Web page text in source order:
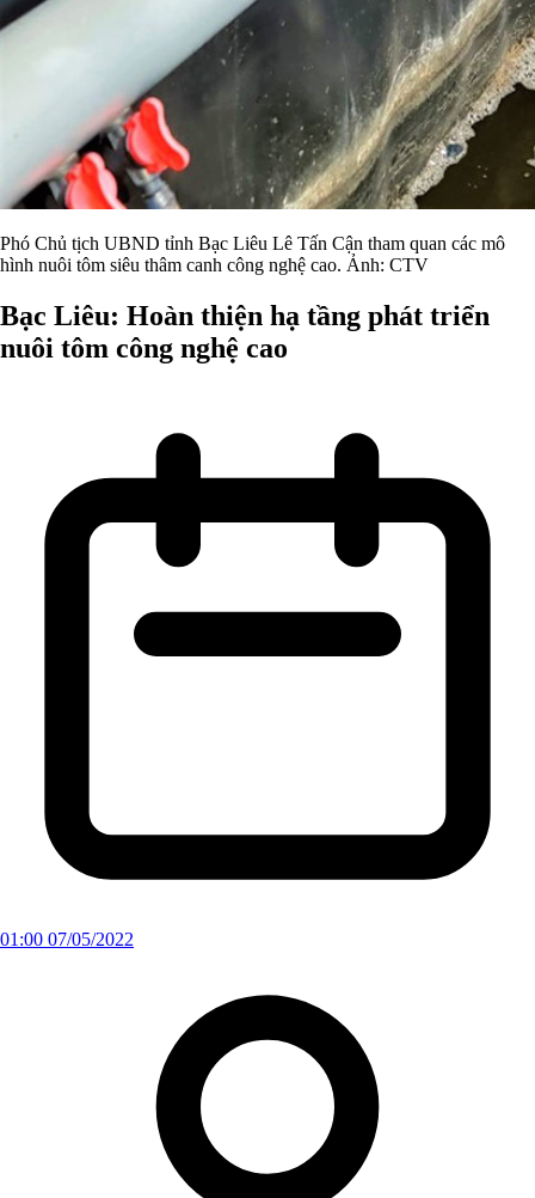
Phó Chủ tịch UBND tỉnh Bạc Liêu Lê Tấn Cận tham quan các mô
hình nuôi tôm siêu thâm canh công nghệ cao. Ảnh: CTV
Bạc Liêu: Hoàn thiện hạ tầng phát triển
nuôi tôm công nghệ cao
01:00 07/05/2022